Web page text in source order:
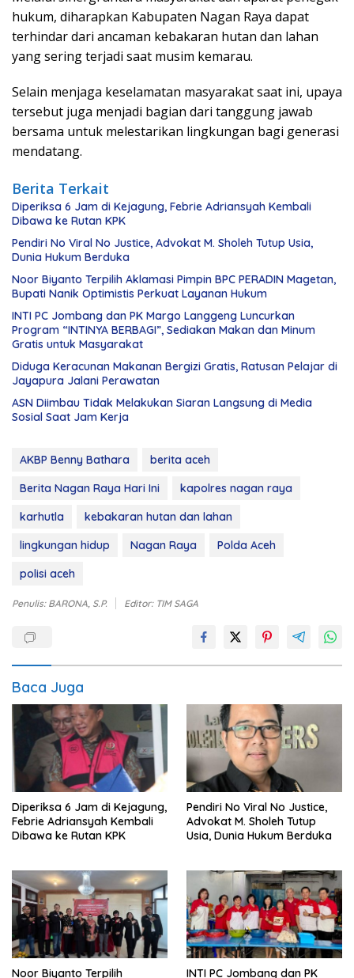
hukum, diharapkan Kabupaten Nagan Raya dapat
terhindar dari ancaman kebakaran hutan dan lahan
yang sering terjadi saat musim kemarau.
Selain menjaga keselamatan masyarakat saat ini, upaya
tersebut juga menjadi bagian dari tanggung jawab
bersama untuk melestarikan lingkungan bagi generasi
mendatang.
Berita Terkait
Diperiksa 6 Jam di Kejagung, Febrie Adriansyah Kembali
Dibawa ke Rutan KPK
Pendiri No Viral No Justice, Advokat M. Sholeh Tutup Usia,
Dunia Hukum Berduka
Noor Biyanto Terpilih Aklamasi Pimpin BPC PERADIN Magetan,
Bupati Nanik Optimistis Perkuat Layanan Hukum
INTI PC Jombang dan PK Margo Langgeng Luncurkan
Program “INTINYA BERBAGI”, Sediakan Makan dan Minum
Gratis untuk Masyarakat
Diduga Keracunan Makanan Bergizi Gratis, Ratusan Pelajar di
Jayapura Jalani Perawatan
ASN Diimbau Tidak Melakukan Siaran Langsung di Media
Sosial Saat Jam Kerja
AKBP Benny Bathara
berita aceh
Berita Nagan Raya Hari Ini
kapolres nagan raya
karhutla
kebakaran hutan dan lahan
lingkungan hidup
Nagan Raya
Polda Aceh
polisi aceh
Penulis: BARONA, S.P. Editor: TIM SAGA
Baca Juga
Diperiksa 6 Jam di Kejagung,
Febrie Adriansyah Kembali
Dibawa ke Rutan KPK
Pendiri No Viral No Justice,
Advokat M. Sholeh Tutup
Usia, Dunia Hukum Berduka
Noor Biyanto Terpilih
INTI PC Jombang dan PK